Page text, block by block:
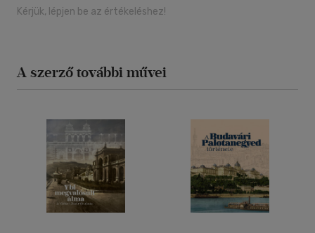
Kérjük, lépjen be az értékeléshez!
A szerző további művei